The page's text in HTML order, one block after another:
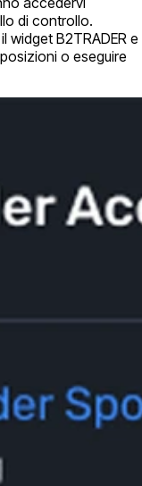
di controllo.
widget B2TRADER e
o eseguire